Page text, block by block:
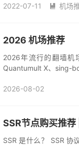
2022-07-11  机场
2026 机场推荐
2026年流行的翻墙机
Quantumult X、sing-
2026-08-02
SSR节点购买推
SSR 是什么？ SSR 协